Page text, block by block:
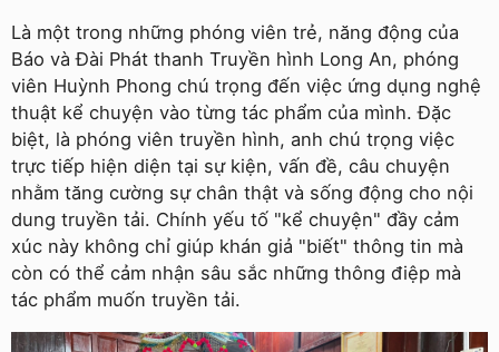
Là một trong những phóng viên trẻ, năng động của
Báo và Đài Phát thanh Truyền hình Long An, phóng
viên Huỳnh Phong chú trọng đến việc ứng dụng nghệ
thuật kể chuyện vào từng tác phẩm của mình. Đặc
biệt, là phóng viên truyền hình, anh chú trọng việc
trực tiếp hiện diện tại sự kiện, vấn đề, câu chuyện
nhằm tăng cường sự chân thật và sống động cho nội
dung truyền tải. Chính yếu tố "kể chuyện" đầy cảm
xúc này không chỉ giúp khán giả "biết" thông tin mà
còn có thể cảm nhận sâu sắc những thông điệp mà
tác phẩm muốn truyền tải.